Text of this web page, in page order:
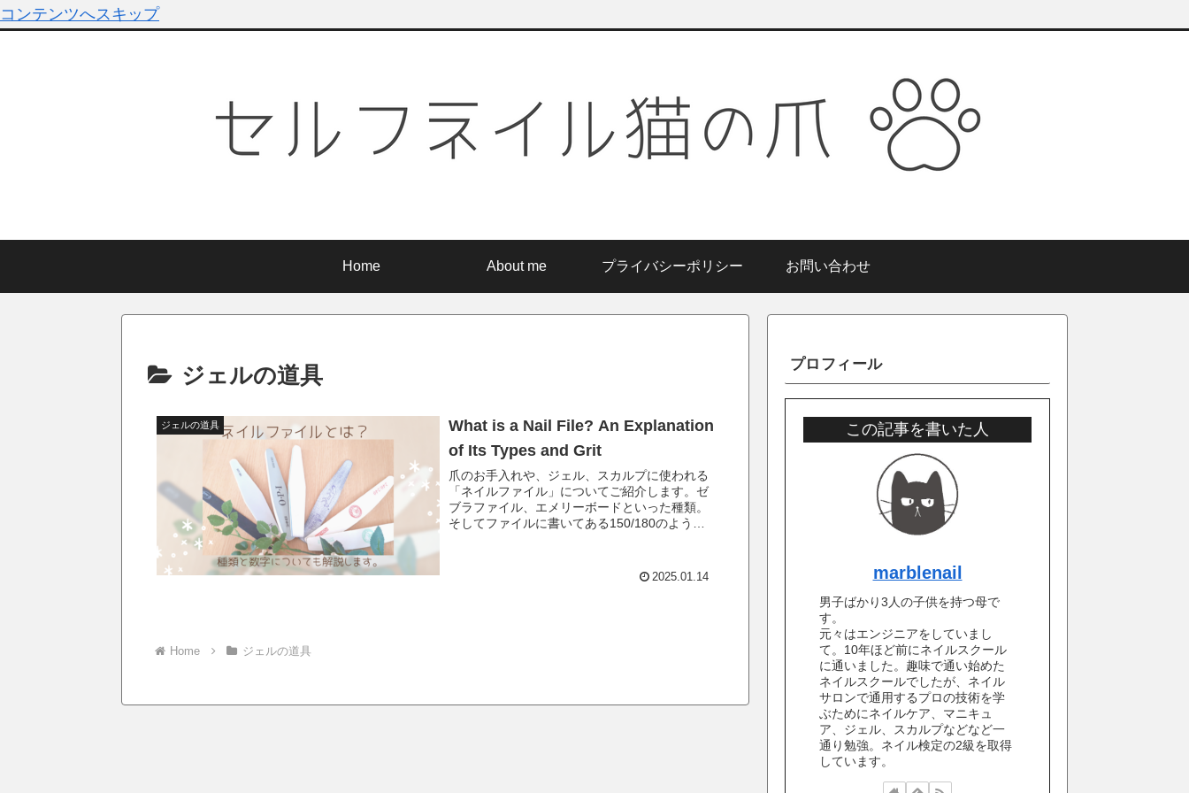
コンテンツへスキップ
Home About me プライバシーポリシー お問い合わせ
ジェルの道具
ジェルの道具
What is a Nail File? An Explanation
of Its Types and Grit
爪のお手入れや、ジェル、スカルプに使われる
「ネイルファイル」についてご紹介します。ゼ
ブラファイル、エメリーボードといった種類。
そしてファイルに書いてある150/180のような
2025.01.14
Home ジェルの道具
プロフィール
この記事を書いた人
marblenail
男子ばかり3人の子供を持つ母で
す。
元々はエンジニアをしていまし
て。10年ほど前にネイルスクール
に通いました。趣味で通い始めた
ネイルスクールでしたが、ネイル
サロンで通用するプロの技術を学
ぶためにネイルケア、マニキュ
ア、ジェル、スカルプなどなど一
通り勉強。ネイル検定の2級を取得
しています。